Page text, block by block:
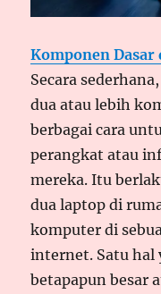
Komponen
Secara
dua atau lebih
berbagai cara
perangkat atau
mereka. Itu
dua laptop di
komputer di
internet. Satu hal
betapapun besar